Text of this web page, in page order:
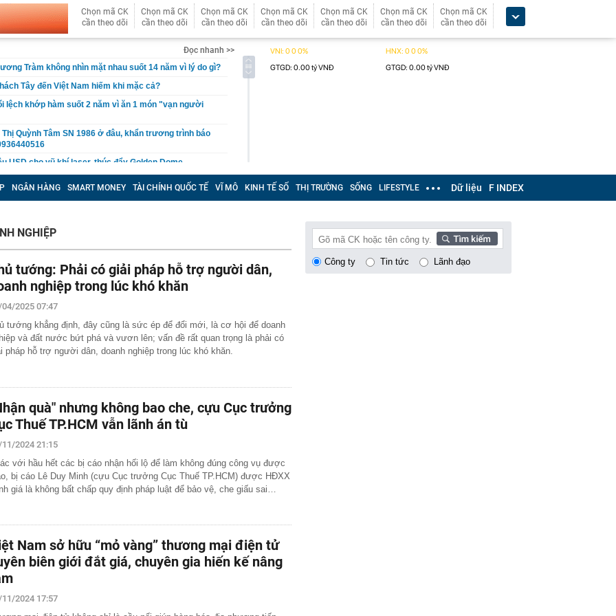
Chọn mã CK
cần theo dõi
Chọn mã CK
cần theo dõi
Chọn mã CK
cần theo dõi
Chọn mã CK
cần theo dõi
Chọn mã CK
cần theo dõi
Chọn mã CK
cần theo dõi
Chọn mã CK
cần theo dõi
Đọc nhanh >>
Tràm không nhìn mặt nhau suốt 14 năm vì lý do gì?
Tây đến Việt Nam hiếm khi mặc cả?
lệch khớp hàm suốt 2 năm vì ăn 1 món "vạn người
Quỳnh Tâm SN 1986 ở đâu, khẩn trương trình báo
USD cho vũ khí laser, thúc đẩy Golden Dome
rán đậu phụ cần bỏ ngay
ngộ tại sự kiện đặc biệt, khám phá xu hướng biến nhà
ngày, xương chưa khỏe đã phát hiện sỏi thận
mắc 96 lỗi phạt nguội ở Phú Thọ, riêng tháng 7 vi
cho Xuân Son
rộng mỏ đất hiếm lớn nhất thế giới thêm 50%, nhưng
chưa bao giờ là số lượng
bất ổn
tố chủ hộ kinh doanh Nguyễn Văn Chung
số Power 6/55 - Kết quả xổ số Vietlott hôm nay
hay Mỹ, "quán quân" sử dụng điện từ năng lượng hạt
nào?
đợt nắng nóng gay gắt kéo dài nhiều ngày ở miền Bắc
xét nơi ở của Ngô Thùy Linh SN 1979 liên quan
7 tỷ đồng
danh tính trọng tài bắt trận Việt Nam - Campuchia
tay chuỗi 30 siêu thị, chấp nhận mất 'mỏ vàng'
quả XSMB hôm nay thứ bảy ngày 8/8/2026
NGÂN HÀNG SMART MONEY TÀI CHÍNH QUỐC TẾ VĨ MÔ KINH TẾ SỐ THỊ TRƯỜNG SỐNG LIFESTYLE Dữ liệu F INDEX
NGHIỆP
tướng: Phải có giải pháp hỗ trợ người dân,
nghiệp trong lúc khó khăn
2025 07:47
tướng khẳng định, đây cũng là sức ép để đổi mới, là cơ hội để doanh
và đất nước bứt phá và vươn lên; vấn đề rất quan trọng là phải có
pháp hỗ trợ người dân, doanh nghiệp trong lúc khó khăn.
quà" nhưng không bao che, cựu Cục trưởng
Thuế TP.HCM vẫn lãnh án tù
2024 21:15
với hầu hết các bị cáo nhận hối lộ để làm không đúng công vụ được
bị cáo Lê Duy Minh (cựu Cục trưởng Cục Thuế TP.HCM) được HĐXX
giá là không bất chấp quy định pháp luật để bảo vệ, che giấu sai…
Nam sở hữu “mỏ vàng” thương mại điện tử
biên giới đắt giá, chuyên gia hiến kế nâng
2024 17:57
Công ty Tin tức Lãnh đạo